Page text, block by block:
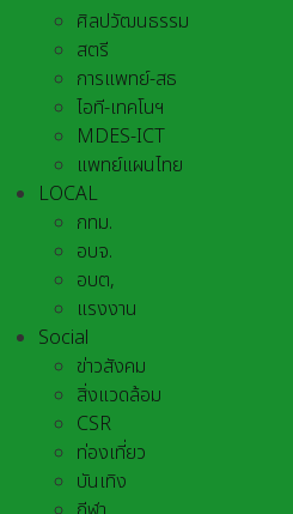
ศิลปวัฒนธรรม
สตรี
การแพทย์-สธ
ไอที-เทคโนฯ
MDES-ICT
แพทย์แผนไทย
LOCAL
กทม.
อบจ.
อบต,
แรงงาน
Social
ข่าวสังคม
สิ่งแวดล้อม
CSR
ท่องเที่ยว
บันเทิง